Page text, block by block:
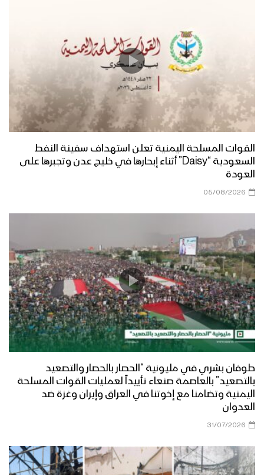
القوات المسلحة اليمنية تعلن استهداف سفينة النفط
السعودية “Daisy” أثناء إبحارها في خليج عدن وتجبرها على
العودة
05/08/2026
طوفان بشري في مليونية “الحصار بالحصار والتصعيد
بالتصعيد” بالعاصمة صنعاء تأييداً لعمليات القوات المسلحة
اليمنية وتضامنا مع إخوتنا في العراق وإيران وغزة ضد
العدوان
31/07/2026